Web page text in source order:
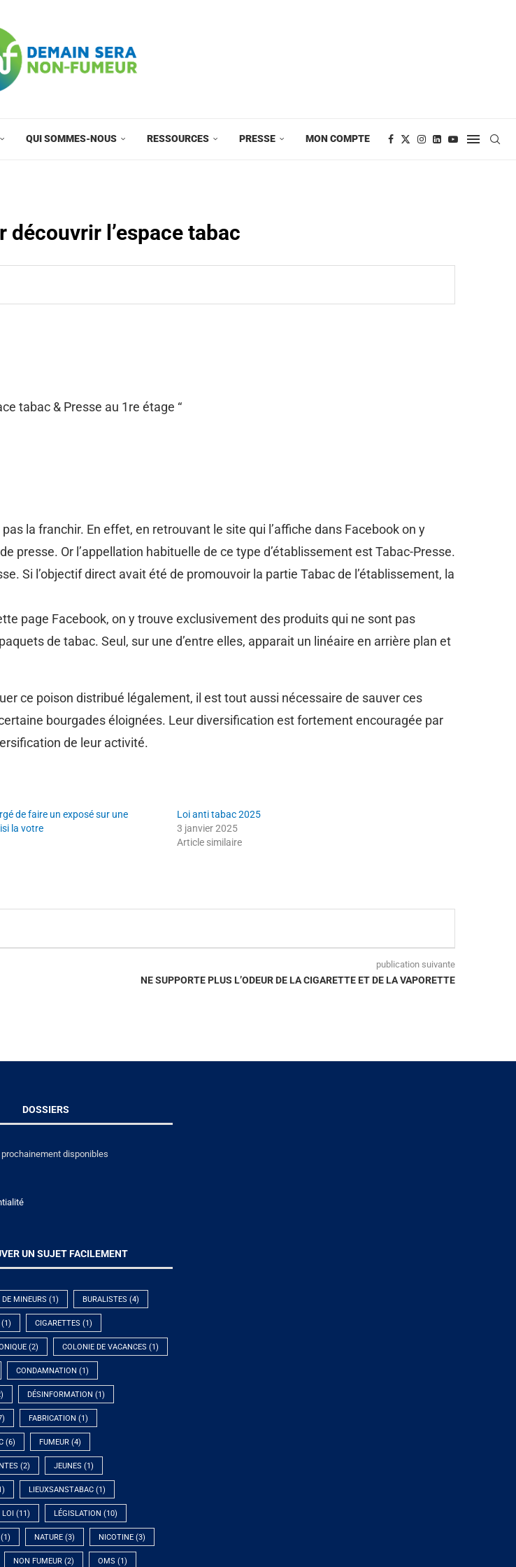
QUI SOMMES-NOUS RESSOURCES PRESSE MON COMPTE
l’espace tabac
tabac & Presse au 1re étage “
la franchir. En effet, en retrouvant le site qui l’affiche dans Facebook on y
Or l’appellation habituelle de ce type d’établissement est Tabac-Presse.
Si l’objectif direct avait été de promouvoir la partie Tabac de l’établissement, la
page Facebook, on y trouve exclusivement des produits qui ne sont pas
de tabac. Seul, sur une d’entre elles, apparait un linéaire en arrière plan et
ce poison distribué légalement, il est tout aussi nécessaire de sauver ces
bourgades éloignées. Leur diversification est fortement encouragée par
de leur activité.
de faire un exposé sur une
la votre
Loi anti tabac 2025
3 janvier 2025
Article similaire
publication suivante
NE SUPPORTE PLUS L’ODEUR DE LA CIGARETTE ET DE LA VAPORETTE
DOSSIERS
disponibles
UN SUJET FACILEMENT
MINEURS (1) BURALISTES (4)
(1) CIGARETTES (1)
(2) COLONIE DE VACANCES (1)
CONDAMNATION (1)
DÉSINFORMATION (1)
FABRICATION (1)
(6) FUMEUR(4)
(2) JEUNES (1)
LIEUXSANSTABAC(1)
LOI (11) LÉGISLATION (10)
NATURE(3) NICOTINE(3)
NON FUMEUR(2) OMS (1)